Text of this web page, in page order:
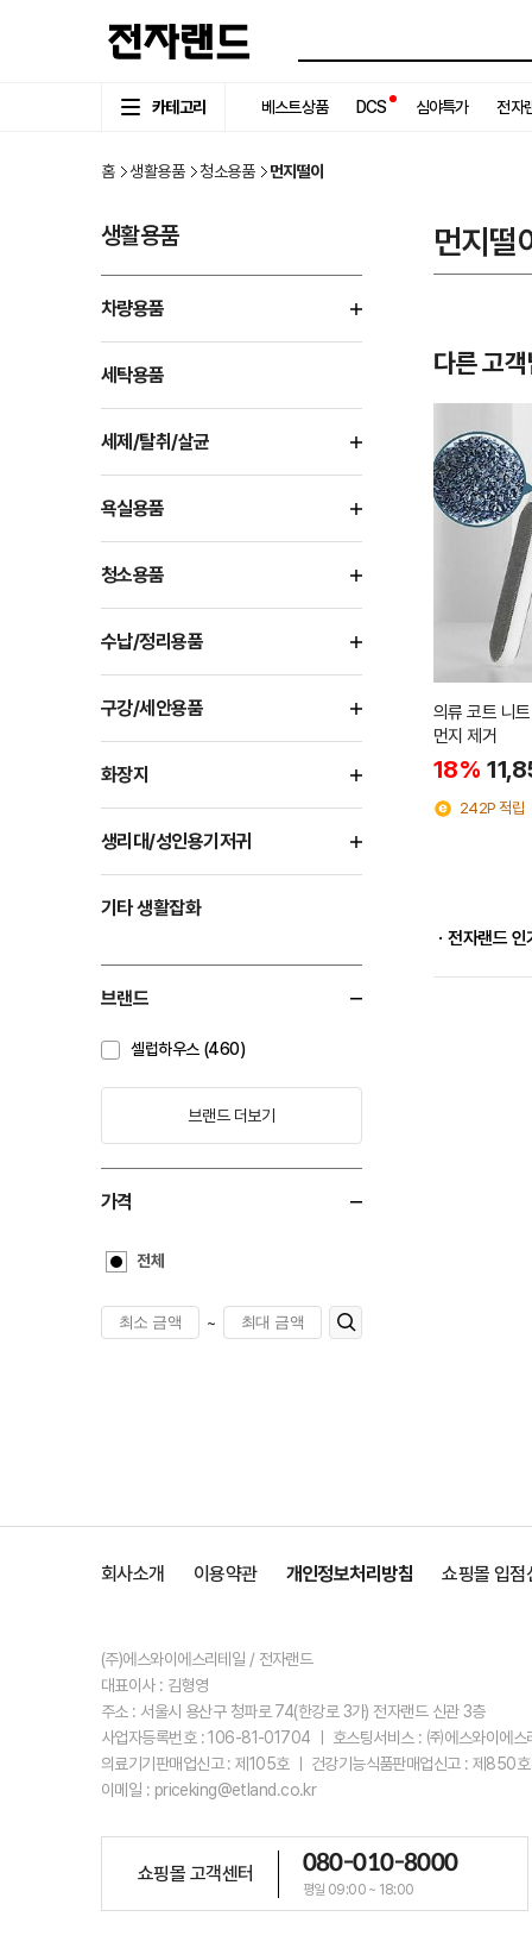
카테고리 베스트상품 DCS 심야특가 전자
홈 생활용품 청소용품 먼지떨이
생활용품
차량용품
세탁용품
세제/탈취/살균
욕실용품
청소용품
수납/정리용품
구강/세안용품
화장지
생리대/성인용기저귀
기타 생활잡화
브랜드
셀럽하우스 (460)
브랜드 더보기
가격
전체
~
먼지떨
다른 고
의류 코트 니
먼지 제거
18%
242P 적립
ㆍ전자랜드 인
회사소개 이용약관 개인정보처리방침 쇼핑몰 입점
(주)에스와이에스리테일 / 전자랜드
대표이사 : 김형영
주소 : 서울시 용산구 청파로 74(한강로 3가) 전자랜드 신관 3층
사업자등록번호 : 106-81-01704 ㅣ 호스팅서비스 : ㈜에스와이에
의료기기판매업신고 : 제105호 ㅣ 건강기능식품판매업신고 : 제850
이메일 : priceking@etland.co.kr
쇼핑몰 고객센터 080-010-8000
평일 09:00 ~ 18:00